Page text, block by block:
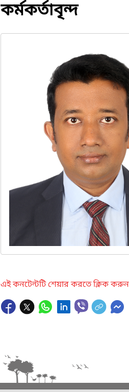
কর্মকর্তাবৃন্দ
এই কনটেন্টটি শেয়ার করতে ক্লিক করুন